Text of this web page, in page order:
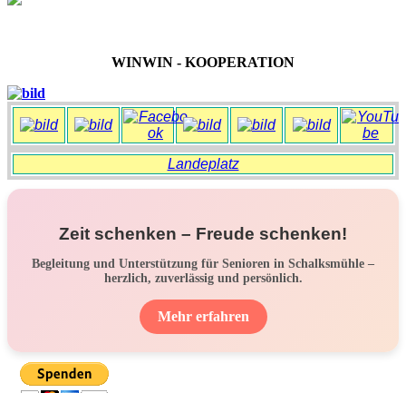
WINWIN - KOOPERATION
Landeplatz
Zeit schenken – Freude schenken!
Begleitung und Unterstützung für Senioren in Schalksmühle –
herzlich, zuverlässig und persönlich.
Mehr erfahren